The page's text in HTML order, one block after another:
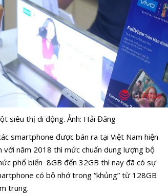
siêu thị di động. Ảnh: Hải Đăng
smartphone được bán ra tại Việt Nam hiện
với năm 2018 thì mức chuẩn dung lượng bộ
phổ biến 8GB đến 32GB thì nay đã có sự
có bộ nhớ trong “khủng” từ 128GB
trung.